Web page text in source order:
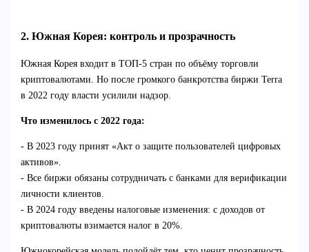
2. Южная Корея: контроль и прозрачность
Южная Корея входит в ТОП-5 стран по объёму торговли
криптовалютами. Но после громкого банкротства биржи Terra
в 2022 году власти усилили надзор.
Что изменилось с 2022 года:
- В 2023 году принят «Акт о защите пользователей цифровых
активов».
- Все биржи обязаны сотрудничать с банками для верификации
личности клиентов.
- В 2024 году введены налоговые изменения: с доходов от
криптовалюты взимается налог в 20%.